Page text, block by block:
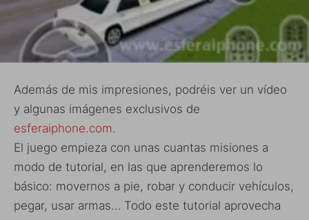
Además de mis impresiones, podréis ver un vídeo
y algunas imágenes exclusivos de
esferaiphone.com.
El juego empieza con unas cuantas misiones a
modo de tutorial, en las que aprenderemos lo
básico: movernos a pie, robar y conducir vehículos,
pegar, usar armas… Todo este tutorial aprovecha